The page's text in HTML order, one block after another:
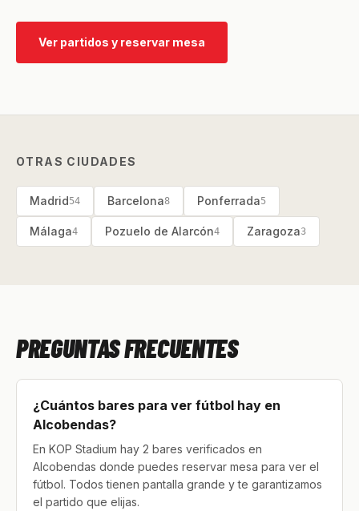
Ver partidos y reservar mesa
OTRAS CIUDADES
Madrid54 Barcelona8 Ponferrada5
Málaga4 Pozuelo de Alarcón4 Zaragoza3
PREGUNTAS FRECUENTES
¿Cuántos bares para ver fútbol hay en
Alcobendas?
En KOP Stadium hay 2 bares verificados en
Alcobendas donde puedes reservar mesa para ver el
fútbol. Todos tienen pantalla grande y te garantizamos
el partido que elijas.